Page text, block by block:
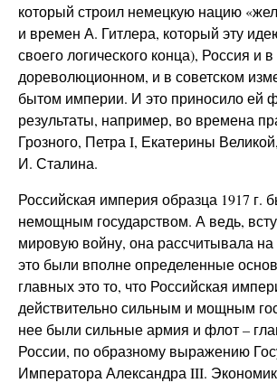
который строил немецкую нацию
и времен А. Гитлера, который эту
своего логического конца), Россия и в
дореволюционном, и в советском
бытом империи. И это приносило ей
результаты, например, во времена
Грозного, Петра I, Екатерины
И. Сталина.
Российская империя образца 1917 г.
немощным государством. А ведь,
мировую войну, она рассчитывала
это были вполне определенные
главных это то, что Российская
действительно сильным и мощным
нее были сильные армия и флот –
России, по образному выражению
Императора Александра III.